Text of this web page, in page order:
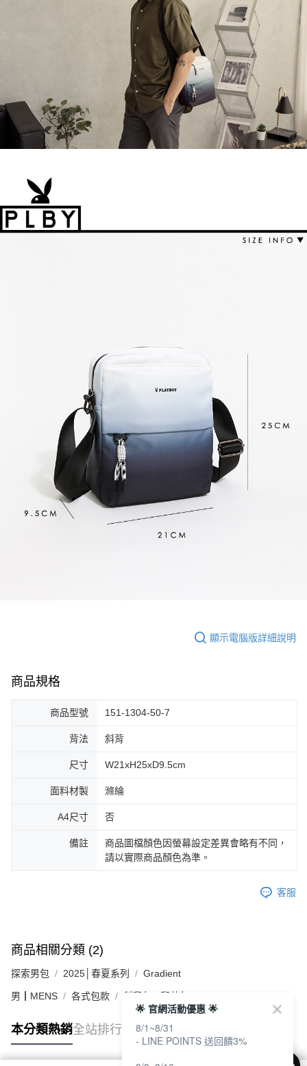
顯示電腦版詳細說明
商品規格
商品型號 151-1304-50-7
背法 斜背
尺寸 W21xH25xD9.5cm
面料材製 滌綸
A4尺寸 否
備註
商品圖檔顏色因螢幕設定差異會略有不同，
請以實際商品顏色為準。
客服
商品相關分類 (2)
探索男包 2025│春夏系列 Gradient
男┃MENS 各式包款 斜背包 / 郵差包
本分類熱銷全站排行
🌟 官網活動優惠 🌟
8/1~8/31
- LINE POINTS 送回饋3%